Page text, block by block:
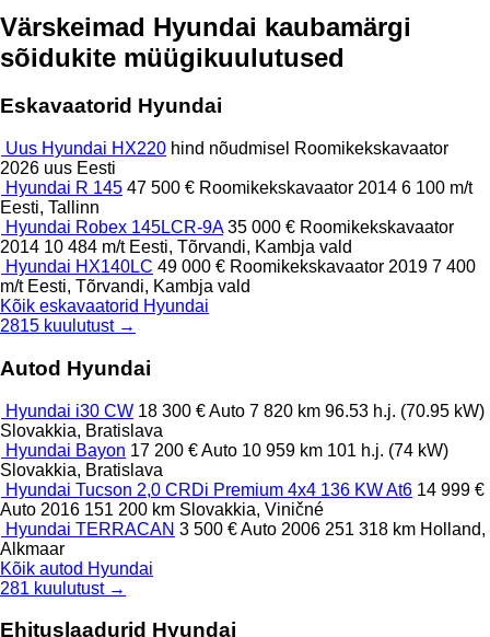
Värskeimad Hyundai kaubamärgi
sõidukite müügikuulutused
Eskavaatorid Hyundai
Uus Hyundai HX220 hind nõudmisel Roomikekskavaator
2026 uus Eesti
Hyundai R 145 47 500 € Roomikekskavaator 2014 6 100 m/t
Eesti, Tallinn
Hyundai Robex 145LCR-9A 35 000 € Roomikekskavaator
2014 10 484 m/t Eesti, Tõrvandi, Kambja vald
Hyundai HX140LC 49 000 € Roomikekskavaator 2019 7 400
m/t Eesti, Tõrvandi, Kambja vald
Kõik eskavaatorid Hyundai
2815 kuulutust →
Autod Hyundai
Hyundai i30 CW 18 300 €Auto 7 820 km 96.53 h.j. (70.95 kW)
Slovakkia, Bratislava
Hyundai Bayon 17 200 €Auto 10 959 km 101 h.j. (74 kW)
Slovakkia, Bratislava
Hyundai Tucson 2,0 CRDi Premium 4x4 136 KW At6 14 999 €
Auto 2016 151 200 km Slovakkia, Viničné
Hyundai TERRACAN 3 500 €Auto 2006 251 318 km Holland,
Alkmaar
Kõik autod Hyundai
281 kuulutust →
Ehituslaadurid Hyundai